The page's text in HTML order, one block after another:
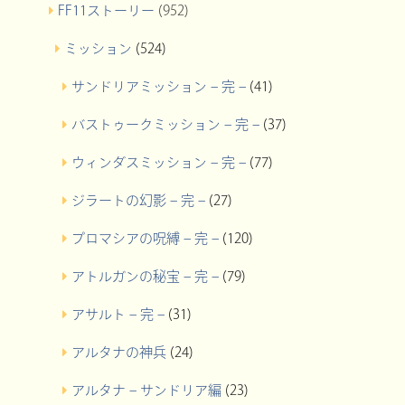
FF11ストーリー (952)
ミッション (524)
サンドリアミッション – 完 –(41)
バストゥークミッション – 完 –(37)
ウィンダスミッション – 完 –(77)
ジラートの幻影 – 完 –(27)
プロマシアの呪縛 – 完 –(120)
アトルガンの秘宝 – 完 –(79)
アサルト – 完 –(31)
アルタナの神兵(24)
アルタナ – サンドリア編(23)